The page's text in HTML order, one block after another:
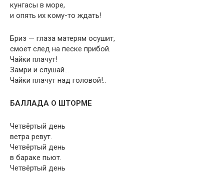
кунгасы в море,
и опять их кому-то ждать!
Бриз — глаза матерям осушит,
смоет след на песке прибой.
Чайки плачут!
Замри и слушай…
Чайки плачут над головой!..
БАЛЛАДА О ШТОРМЕ
Четвёртый день
ветра ревут.
Четвёртый день
в бараке пьют.
Четвёртый день